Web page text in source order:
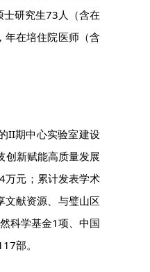
研究生73人（含在
年在培住院医师（含
II期中心实验室建设
创新赋能高质量发展
万元；累计发表学术
献资源、与璧山区
科学基金1项、中国
部。